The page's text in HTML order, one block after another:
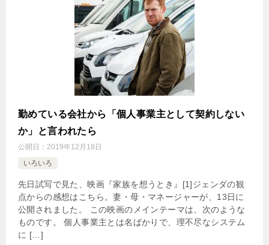
勤めている会社から「個人事業主として契約しない
か」と言われたら
公開日： 2019年12月18日
いろいろ
先日試写で見た、映画『家族を想うとき』[1]ジェンダの観
点からの感想はこちら。妻・母・マネージャーが、13日に
公開されました。 この映画のメインテーマは、次のような
ものです。 個人事業主とは名ばかりで、理不尽なシステム
に […]